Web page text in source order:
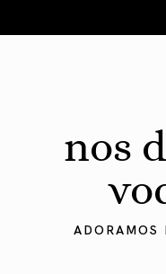
nos
ADORAMOS